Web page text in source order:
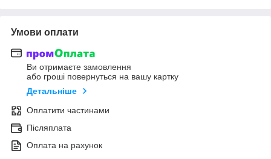
Умови оплати
Ви отримаєте замовлення
або гроші повернуться на вашу картку
Детальніше
Оплатити частинами
Післяплата
Оплата на рахунок